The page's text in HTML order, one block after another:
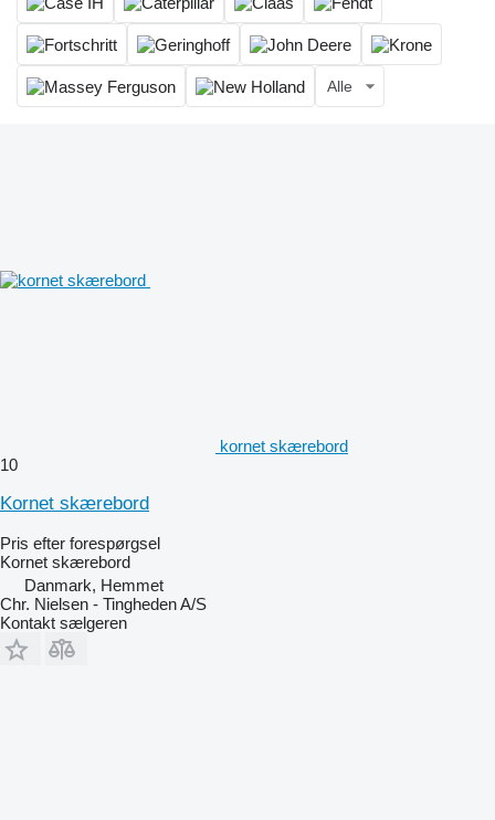
Alle
kornet skærebord
10
Kornet skærebord
Pris efter forespørgsel
Kornet skærebord
Danmark, Hemmet
Chr. Nielsen - Tingheden A/S
Kontakt sælgeren